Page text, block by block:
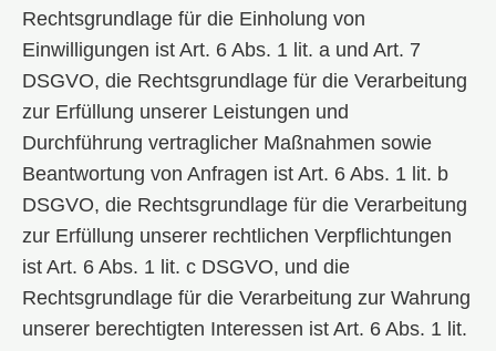
Rechtsgrundlage für die Einholung von
Einwilligungen ist Art. 6 Abs. 1 lit. a und Art. 7
DSGVO, die Rechtsgrundlage für die Verarbeitung
zur Erfüllung unserer Leistungen und
Durchführung vertraglicher Maßnahmen sowie
Beantwortung von Anfragen ist Art. 6 Abs. 1 lit. b
DSGVO, die Rechtsgrundlage für die Verarbeitung
zur Erfüllung unserer rechtlichen Verpflichtungen
ist Art. 6 Abs. 1 lit. c DSGVO, und die
Rechtsgrundlage für die Verarbeitung zur Wahrung
unserer berechtigten Interessen ist Art. 6 Abs. 1 lit.